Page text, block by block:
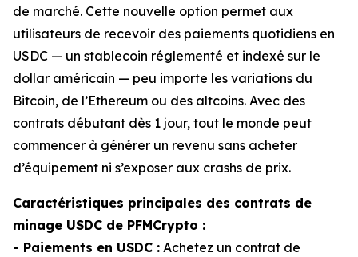
de marché. Cette nouvelle option permet aux
utilisateurs de recevoir des paiements quotidiens en
USDC — un stablecoin réglementé et indexé sur le
dollar américain — peu importe les variations du
Bitcoin, de l’Ethereum ou des altcoins. Avec des
contrats débutant dès 1 jour, tout le monde peut
commencer à générer un revenu sans acheter
d’équipement ni s’exposer aux crashs de prix.
Caractéristiques principales des contrats de
minage USDC de PFMCrypto :
- Paiements en USDC : Achetez un contrat de